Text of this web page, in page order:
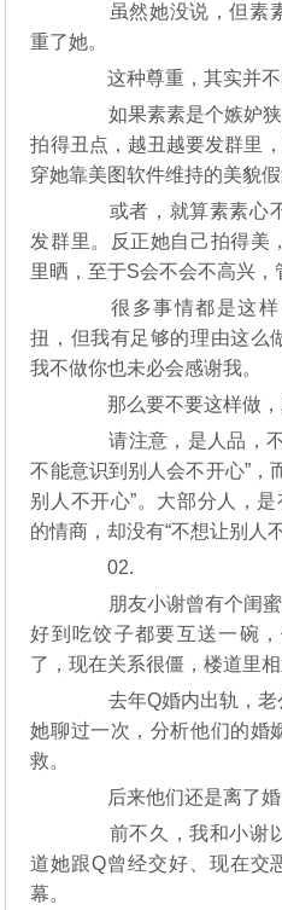
虽然她没说，但素素
重了她。
这种尊重，其实并不
如果素素是个嫉妒狭
拍得丑点，越丑越要发群里
穿她靠美图软件维持的美貌假
或者，就算素素心不
发群里。反正她自己拍得美
里晒，至于S会不会不高兴，
很多事情都是这样
扭，但我有足够的理由这么
我不做你也未必会感谢我。
那么要不要这样做，
请注意，是人品，不
不能意识到别人会不开心”，
别人不开心”。大部分人，
的情商，却没有“不想让别人
02.
朋友小谢曾有个闺蜜
好到吃饺子都要互送一碗
了，现在关系很僵，楼道里相
去年Q婚内出轨，老
她聊过一次，分析他们的婚
救。
后来他们还是离了婚
前不久，我和小谢以
道她跟Q曾经交好、现在交
幕。